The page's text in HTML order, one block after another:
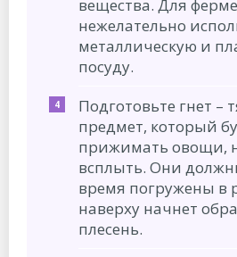
вещества. Для
нежелательно
металлическую и
посуду.
Подготовьте гнет –
предмет, который
прижимать овощи,
всплыть. Они
время погружены в
наверху начнет
плесень.